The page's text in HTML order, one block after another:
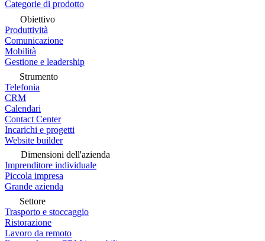
Categorie di prodotto
Obiettivo
Produttività
Comunicazione
Mobilità
Gestione e leadership
Strumento
Telefonia
CRM
Calendari
Contact Center
Incarichi e progetti
Website builder
Dimensioni dell'azienda
Imprenditore individuale
Piccola impresa
Grande azienda
Settore
Trasporto e stoccaggio
Ristorazione
Lavoro da remoto